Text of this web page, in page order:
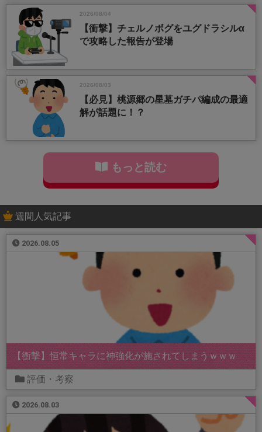
2026/08/04
【衝撃】チェルノボグをユグドラシルα
で攻略した報告が登場
2026/08/03
【必見】桃源郷の星墓ガチパ編成の最適
解が話題に！？
もっと読む
週間人気記事
2026.08.05
【衝撃】恒常キャラに神強化が施されてしまうｗｗｗ
評価・考察
2026.08.03